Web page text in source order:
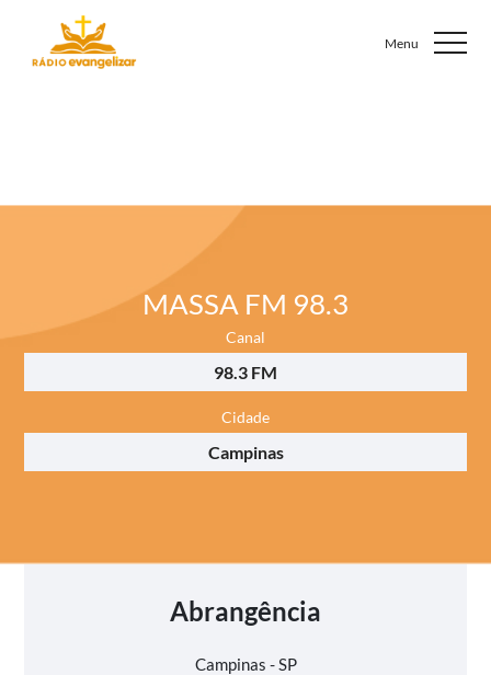
MASSA FM 98.3
Canal
98.3 FM
Cidade
Campinas
Abrangência
Campinas - SP